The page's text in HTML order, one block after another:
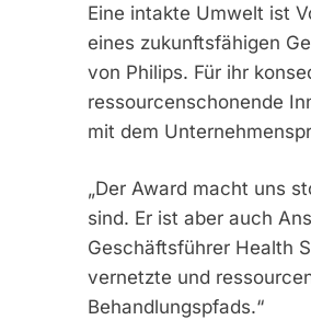
Eine intakte Umwelt ist
eines zukunftsfähigen
von Philips. Für ihr
ressourcenschonende
mit dem
„Der Award macht uns
sind. Er ist aber auch
Geschäftsführer Health
vernetzte und
Behandlungspfads.“